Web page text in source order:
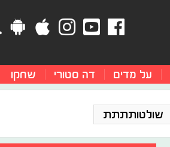
על מדים דה סטורי שחקו
שולטותתתת